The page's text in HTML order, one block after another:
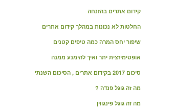
קידום אתרים בהזנחה
החלטות לא נכונות במהלך קידום אתרים
שיפור יחס המרה כמה טיפים קטנים
אופטימיזצית יתר ואיך להימנע ממנה
סיכום 2017 בקידום אתרים , הסיכום השנתי
מה זה גוגל פנדה ?
מה זה גוגל פינגווין